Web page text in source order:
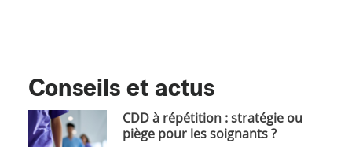
Conseils et actus
CDD à répétition : stratégie ou
piège pour les soignants ?